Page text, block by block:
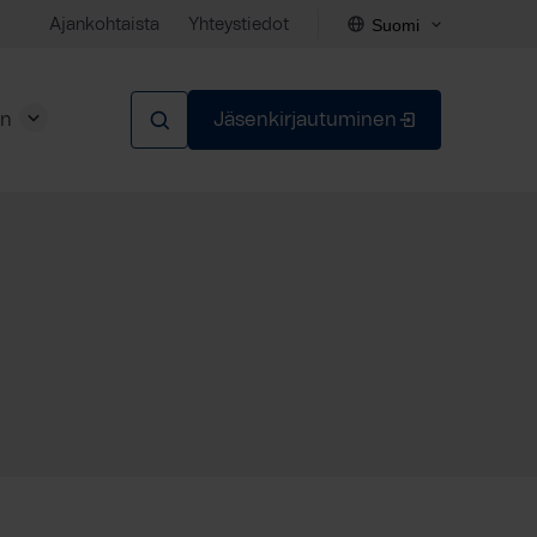
Ajankohtaista Yhteystiedot Suomi
Jäsenkirjautuminen